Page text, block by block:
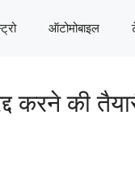
ऑटोमोबाइल
की